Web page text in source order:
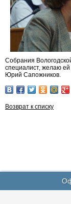
Собрания
специалист, желаю ей
Юрий Сапожников.
Возврат к списку